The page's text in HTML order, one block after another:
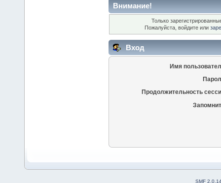
Внимание!
Только
Пожалуйста, войдите или
Вход
Имя
Продолжительность
SMF